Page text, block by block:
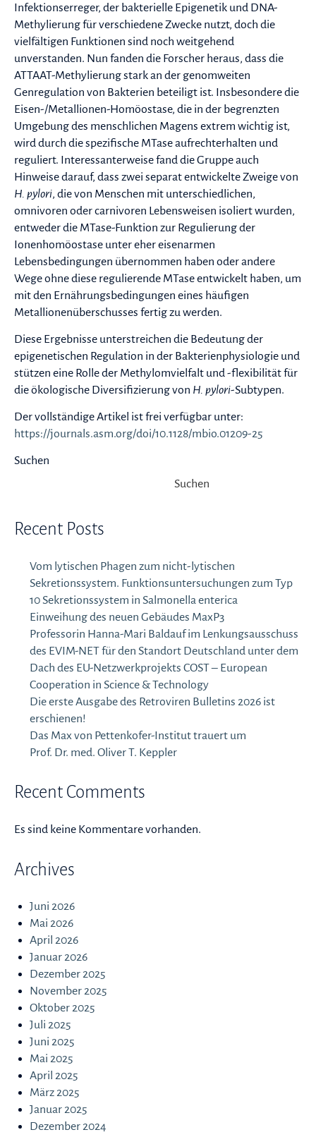
Infektionserreger, der bakterielle Epigenetik und DNA-
Methylierung für verschiedene Zwecke nutzt, doch die
vielfältigen Funktionen sind noch weitgehend
unverstanden. Nun fanden die Forscher heraus, dass die
ATTAAT-Methylierung stark an der genomweiten
Genregulation von Bakterien beteiligt ist. Insbesondere die
Eisen-/Metallionen-Homöostase, die in der begrenzten
Umgebung des menschlichen Magens extrem wichtig ist,
wird durch die spezifische MTase aufrechterhalten und
reguliert. Interessanterweise fand die Gruppe auch
Hinweise darauf, dass zwei separat entwickelte Zweige von
H. pylori, die von Menschen mit unterschiedlichen,
omnivoren oder carnivoren Lebensweisen isoliert wurden,
entweder die MTase-Funktion zur Regulierung der
Ionenhomöostase unter eher eisenarmen
Lebensbedingungen übernommen haben oder andere
Wege ohne diese regulierende MTase entwickelt haben, um
mit den Ernährungsbedingungen eines häufigen
Metallionenüberschusses fertig zu werden.
Diese Ergebnisse unterstreichen die Bedeutung der
epigenetischen Regulation in der Bakterienphysiologie und
stützen eine Rolle der Methylomvielfalt und -flexibilität für
die ökologische Diversifizierung von H. pylori-Subtypen.
Der vollständige Artikel ist frei verfügbar unter:
https://journals.asm.org/doi/10.1128/mbio.01209-25
Suchen
Suchen
Recent Posts
Vom lytischen Phagen zum nicht-lytischen
Sekretionssystem. Funktionsuntersuchungen zum Typ
10 Sekretionssystem in Salmonella enterica
Einweihung des neuen Gebäudes MaxP3
Professorin Hanna-Mari Baldauf im Lenkungsausschuss
des EVIM-NET für den Standort Deutschland unter dem
Dach des EU-Netzwerkprojekts COST – European
Cooperation in Science & Technology
Die erste Ausgabe des Retroviren Bulletins 2026 ist
erschienen!
Das Max von Pettenkofer-Institut trauert um
Prof. Dr. med. Oliver T. Keppler
Recent Comments
Es sind keine Kommentare vorhanden.
Archives
Juni 2026
Mai 2026
April 2026
Januar 2026
Dezember 2025
November 2025
Oktober 2025
Juli 2025
Juni 2025
Mai 2025
April 2025
März 2025
Januar 2025
Dezember 2024